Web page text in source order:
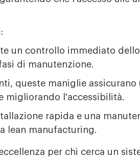
un controllo immediato
di manutenzione.
queste maniglie assicurano
migliorando l'accessibilità.
rapida e una
lean manufacturing.
per chi cerca un